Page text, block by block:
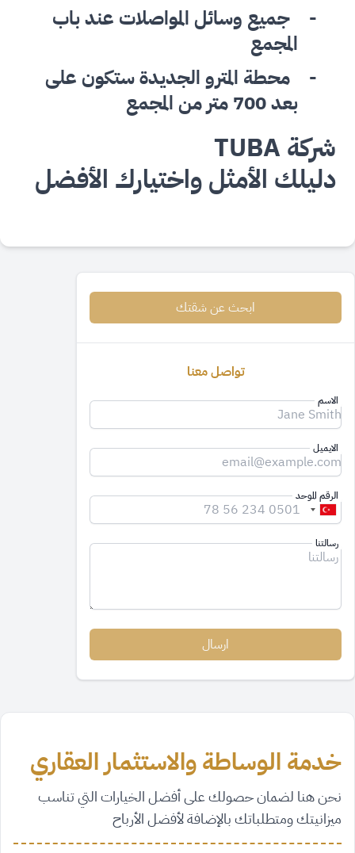
-
جميع وسائل المواصلات عند باب
المجمع
-
محطة المترو الجديدة ستكون على
بعد 700 متر من المجمع
شركةTUBA
دليلك الأمثل واختيارك الأفضل
ابحث عن شقتك
تواصل معنا
الاسم
الايميل
الرقم الموحد
رسالتنا
ارسال
خدمة الوساطة والاستثمار العقاري
نحن هنا لضمان حصولك على أفضل الخيارات التي تناسب
ميزانيتك ومتطلباتك بالإضافة لأفضل الأرباح